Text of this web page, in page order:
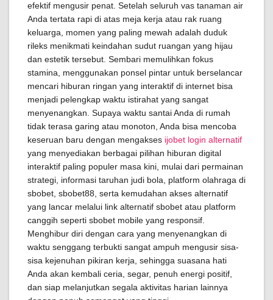
efektif mengusir penat. Setelah seluruh vas tanaman air
Anda tertata rapi di atas meja kerja atau rak ruang
keluarga, momen yang paling mewah adalah duduk
rileks menikmati keindahan sudut ruangan yang hijau
dan estetik tersebut. Sembari memulihkan fokus
stamina, menggunakan ponsel pintar untuk berselancar
mencari hiburan ringan yang interaktif di internet bisa
menjadi pelengkap waktu istirahat yang sangat
menyenangkan. Supaya waktu santai Anda di rumah
tidak terasa garing atau monoton, Anda bisa mencoba
keseruan baru dengan mengakses ijobet login alternatif
yang menyediakan berbagai pilihan hiburan digital
interaktif paling populer masa kini, mulai dari permainan
strategi, informasi taruhan judi bola, platform olahraga di
sbobet, sbobet88, serta kemudahan akses alternatif
yang lancar melalui link alternatif sbobet atau platform
canggih seperti sbobet mobile yang responsif.
Menghibur diri dengan cara yang menyenangkan di
waktu senggang terbukti sangat ampuh mengusir sisa-
sisa kejenuhan pikiran kerja, sehingga suasana hati
Anda akan kembali ceria, segar, penuh energi positif,
dan siap melanjutkan segala aktivitas harian lainnya